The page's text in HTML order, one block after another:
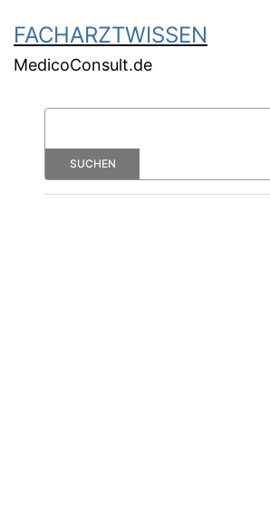
FACHARZTWISSEN
MedicoConsult.de